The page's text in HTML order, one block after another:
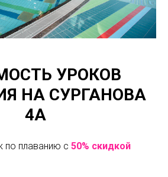
УРОКОВ
НА СУРГАНОВА
4А
по плаванию с 50% скидкой